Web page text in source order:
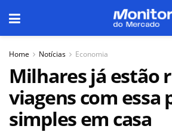
Home Notícias Economia
Milhares já estão
viagens com essa
simples em casa